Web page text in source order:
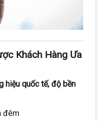
Khách Hàng Ưa
hiệu quốc tế, độ bền
đêm